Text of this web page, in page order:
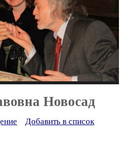
Новосад
Добавить в список